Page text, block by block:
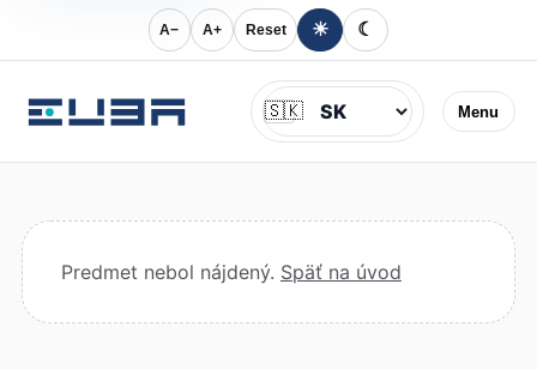
A− A+ Reset ☀ ☾
Menu
Jazyk
🇸🇰
Predmet nebol nájdený. Späť na úvod